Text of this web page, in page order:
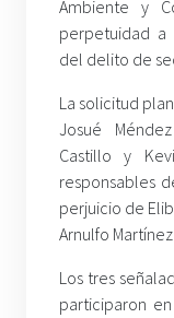
Ambiente y
perpetuidad a
del delito de
La solicitud
Josué
Castillo y
responsables
perjuicio de
Arnulfo
Los tres
participaron